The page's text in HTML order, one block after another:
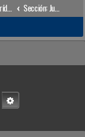
Biblioteca Jurídica • Dr. Francisco Villarroel •
Sección: Jurídico Marítimo
Búsqueda avanzada